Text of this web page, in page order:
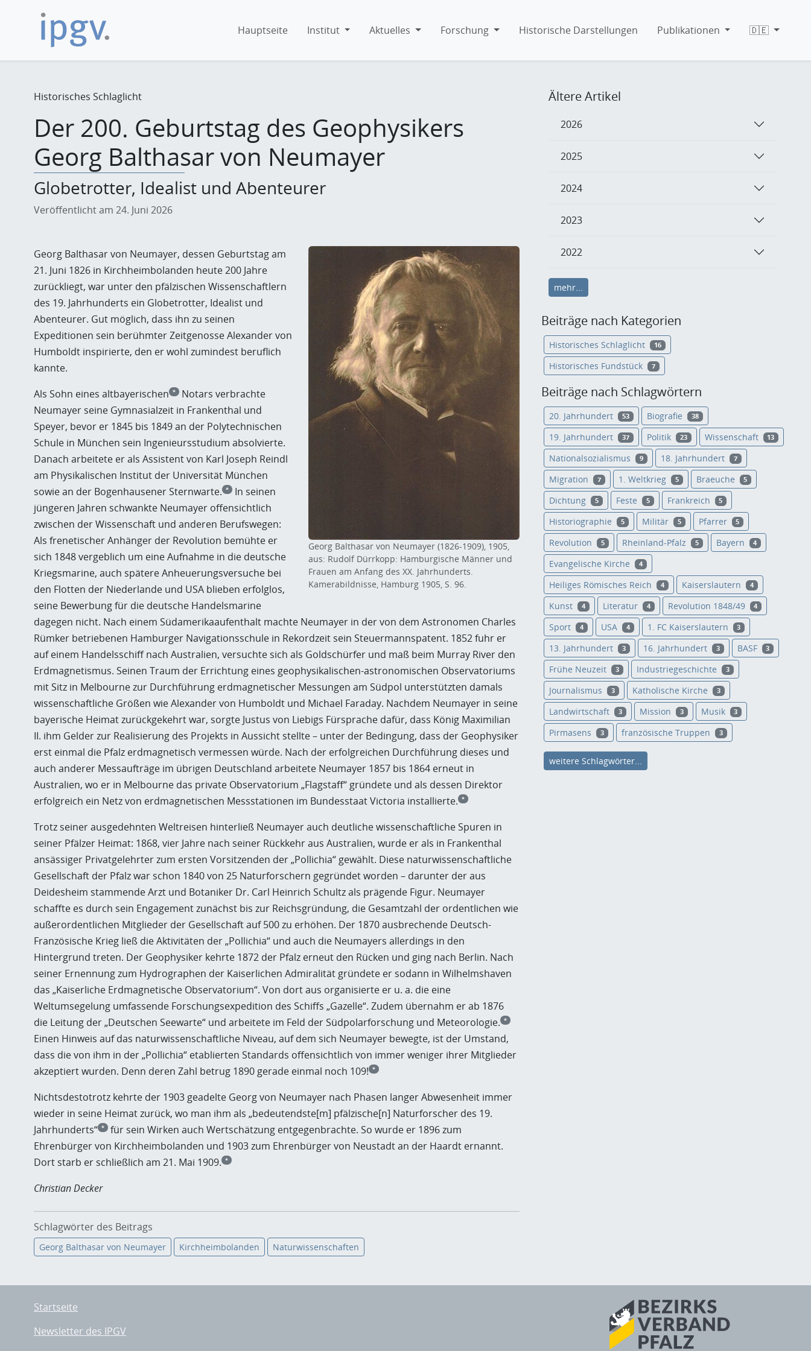
Hauptseite Institut Aktuelles Forschung Historische Darstellungen Publikationen 🇩🇪
Historisches Schlaglicht
Der 200. Geburtstag des Geophysikers
Georg Balthasar von Neumayer
Globetrotter, Idealist und Abenteurer
Veröffentlicht am 24. Juni 2026
Georg Balthasar von Neumayer (1826-1909), 1905,
aus: Rudolf Dürrkopp: Hamburgische Männer und
Frauen am Anfang des XX. Jahrhunderts.
Kamerabildnisse, Hamburg 1905, S. 96.
Georg Balthasar von Neumayer, dessen Geburtstag am
21. Juni 1826 in Kirchheimbolanden heute 200 Jahre
zurückliegt, war unter den pfälzischen Wissenschaftlern
des 19. Jahrhunderts ein Globetrotter, Idealist und
Abenteurer. Gut möglich, dass ihn zu seinen
Expeditionen sein berühmter Zeitgenosse Alexander von
Humboldt inspirierte, den er wohl zumindest beruflich
kannte.
Als Sohn eines altbayerischen * Notars verbrachte
Neumayer seine Gymnasialzeit in Frankenthal und
Speyer, bevor er 1845 bis 1849 an der Polytechnischen
Schule in München sein Ingenieursstudium absolvierte.
Danach arbeitete er als Assistent von Karl Joseph Reindl
am Physikalischen Institut der Universität München
sowie an der Bogenhausener Sternwarte. * In seinen
jüngeren Jahren schwankte Neumayer offensichtlich
zwischen der Wissenschaft und anderen Berufswegen:
Als frenetischer Anhänger der Revolution bemühte er
sich 1848 vergeblich um eine Aufnahme in die deutsche
Kriegsmarine, auch spätere Anheuerungsversuche bei
den Flotten der Niederlande und USA blieben erfolglos,
seine Bewerbung für die deutsche Handelsmarine
dagegen nicht. Nach einem Südamerikaaufenthalt machte Neumayer in der von dem Astronomen Charles
Rümker betriebenen Hamburger Navigationsschule in Rekordzeit sein Steuermannspatent. 1852 fuhr er
auf einem Handelsschiff nach Australien, versuchte sich als Goldschürfer und maß beim Murray River den
Erdmagnetismus. Seinen Traum der Errichtung eines geophysikalischen-astronomischen Observatoriums
mit Sitz in Melbourne zur Durchführung erdmagnetischer Messungen am Südpol unterstützten damals
wissenschaftliche Größen wie Alexander von Humboldt und Michael Faraday. Nachdem Neumayer in seine
bayerische Heimat zurückgekehrt war, sorgte Justus von Liebigs Fürsprache dafür, dass König Maximilian
II. ihm Gelder zur Realisierung des Projekts in Aussicht stellte – unter der Bedingung, dass der Geophysiker
erst einmal die Pfalz erdmagnetisch vermessen würde. Nach der erfolgreichen Durchführung dieses und
auch anderer Messaufträge im übrigen Deutschland arbeitete Neumayer 1857 bis 1864 erneut in
Australien, wo er in Melbourne das private Observatorium „Flagstaff“ gründete und als dessen Direktor
erfolgreich ein Netz von erdmagnetischen Messstationen im Bundesstaat Victoria installierte. *
Trotz seiner ausgedehnten Weltreisen hinterließ Neumayer auch deutliche wissenschaftliche Spuren in
seiner Pfälzer Heimat: 1868, vier Jahre nach seiner Rückkehr aus Australien, wurde er als in Frankenthal
ansässiger Privatgelehrter zum ersten Vorsitzenden der „Pollichia“ gewählt. Diese naturwissenschaftliche
Gesellschaft der Pfalz war schon 1840 von 25 Naturforschern gegründet worden – darunter der aus
Deidesheim stammende Arzt und Botaniker Dr. Carl Heinrich Schultz als prägende Figur. Neumayer
schaffte es durch sein Engagement zunächst bis zur Reichsgründung, die Gesamtzahl der ordentlichen wie
außerordentlichen Mitglieder der Gesellschaft auf 500 zu erhöhen. Der 1870 ausbrechende Deutsch-
Französische Krieg ließ die Aktivitäten der „Pollichia“ und auch die Neumayers allerdings in den
Hintergrund treten. Der Geophysiker kehrte 1872 der Pfalz erneut den Rücken und ging nach Berlin. Nach
seiner Ernennung zum Hydrographen der Kaiserlichen Admiralität gründete er sodann in Wilhelmshaven
das „Kaiserliche Erdmagnetische Observatorium“. Von dort aus organisierte er u. a. die eine
Weltumsegelung umfassende Forschungsexpedition des Schiffs „Gazelle“. Zudem übernahm er ab 1876
die Leitung der „Deutschen Seewarte“ und arbeitete im Feld der Südpolarforschung und Meteorologie. *
Einen Hinweis auf das naturwissenschaftliche Niveau, auf dem sich Neumayer bewegte, ist der Umstand,
dass die von ihm in der „Pollichia“ etablierten Standards offensichtlich von immer weniger ihrer Mitglieder
akzeptiert wurden. Denn deren Zahl betrug 1890 gerade einmal noch 109! *
Nichtsdestotrotz kehrte der 1903 geadelte Georg von Neumayer nach Phasen langer Abwesenheit immer
wieder in seine Heimat zurück, wo man ihm als „bedeutendste[m] pfälzische[n] Naturforscher des 19.
Jahrhunderts“ * für sein Wirken auch Wertschätzung entgegenbrachte. So wurde er 1896 zum
Ehrenbürger von Kirchheimbolanden und 1903 zum Ehrenbürger von Neustadt an der Haardt ernannt.
Dort starb er schließlich am 21. Mai 1909. *
Christian Decker
Schlagwörter des Beitrags
Georg Balthasar von Neumayer Kirchheimbolanden Naturwissenschaften
Ältere Artikel
2026
2025
2024
2023
2022
mehr...
Beiträge nach Kategorien
Historisches Schlaglicht 16
Historisches Fundstück 7
Beiträge nach Schlagwörtern
20. Jahrhundert 53 Biografie 38
19. Jahrhundert 37 Politik 23 Wissenschaft 13
Nationalsozialismus 9 18. Jahrhundert 7
Migration 7 1. Weltkrieg 5 Braeuche 5
Dichtung 5 Feste 5 Frankreich 5
Historiographie 5 Militär 5 Pfarrer 5
Revolution 5 Rheinland-Pfalz 5 Bayern 4
Evangelische Kirche 4
Heiliges Römisches Reich 4 Kaiserslautern 4
Kunst 4 Literatur 4 Revolution 1848/49 4
Sport 4 USA 4 1. FC Kaiserslautern 3
13. Jahrhundert 3 16. Jahrhundert 3 BASF 3
Frühe Neuzeit 3 Industriegeschichte 3
Journalismus 3 Katholische Kirche 3
Landwirtschaft 3 Mission 3 Musik 3
Pirmasens 3 französische Truppen 3
weitere Schlagwörter...
Startseite
Newsletter des IPGV